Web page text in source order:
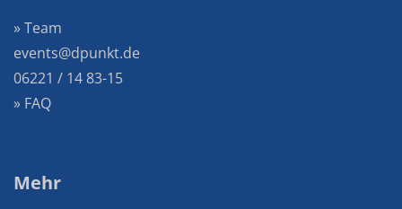
» Team
events@dpunkt.de
06221 / 14 83-15
» FAQ
Mehr